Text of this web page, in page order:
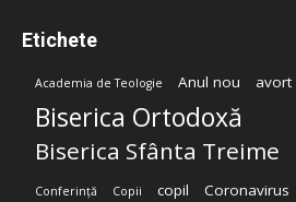
Etichete
Academia de Teologie Anul nou avort
Biserica Ortodoxă
Biserica Sfânta Treime
Conferință Copii copil Coronavirus